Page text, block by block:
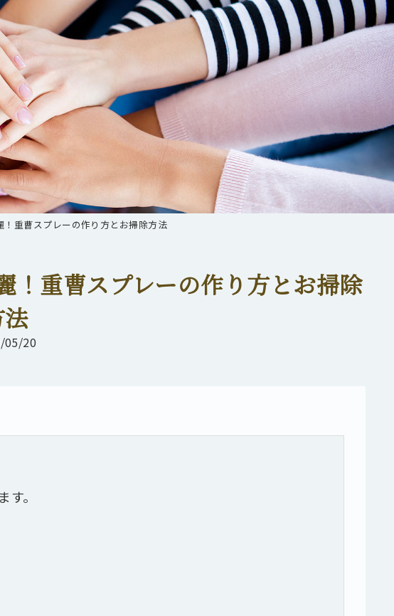
重曹スプレーの作り方とお掃除方法
！重曹スプレーの作り方とお掃除
05/20
。